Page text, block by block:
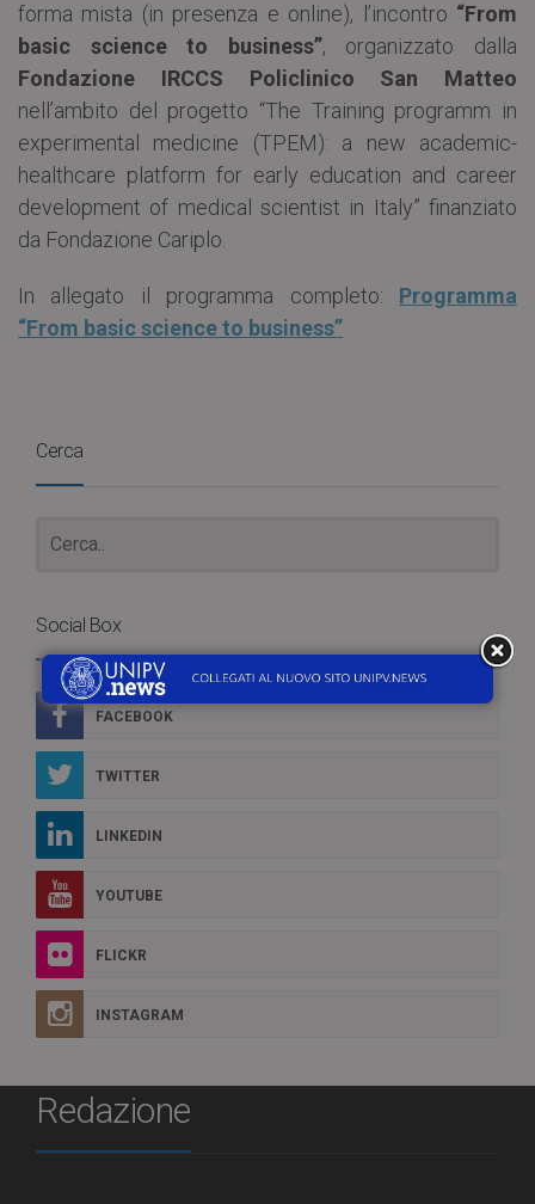
forma mista (in presenza e online), l’incontro “From
basic science to business”, organizzato dalla
Fondazione IRCCS Policlinico San Matteo
nell’ambito del progetto “The Training programm in
experimental medicine (TPEM): a new academic-
healthcare platform for early education and career
development of medical scientist in Italy” finanziato
da Fondazione Cariplo.
In allegato il programma completo: Programma
“From basic science to business”
Cerca
Social Box
FACEBOOK
TWITTER
LINKEDIN
YOUTUBE
FLICKR
INSTAGRAM
Redazione